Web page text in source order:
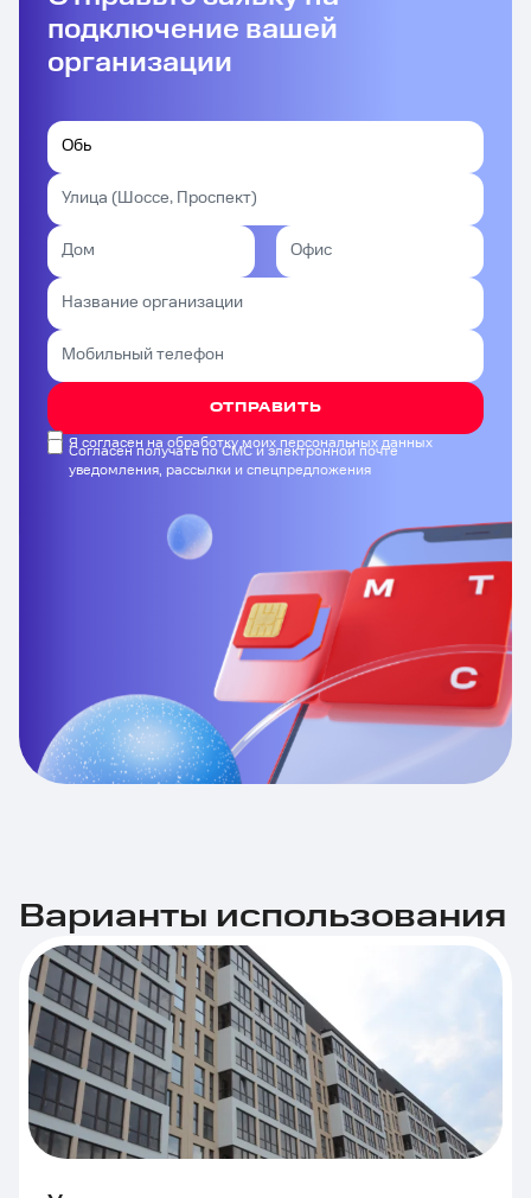
подключение вашей
организации
ОТПРАВИТЬ
Я согласен на обработку моих персональных данных
Согласен получать по СМС и электронной почте
уведомления, рассылки и спецпредложения
Варианты использования